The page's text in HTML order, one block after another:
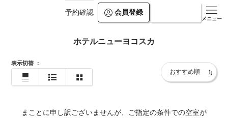
予約確認 会員登録
メニュー
ホテルニューヨコスカ
表示切替 ：
まことに申し訳ございませんが、ご指定の条件での空室が